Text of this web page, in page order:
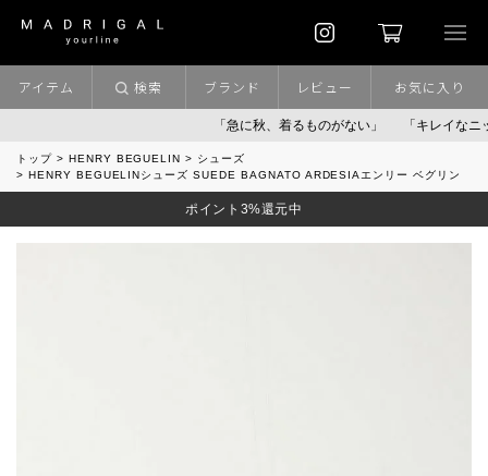
「急に秋、着るものがない」 「キレイなニット」
アイテム 検索 ブランド レビュー お気に入り
トップ HENRY BEGUELIN
シューズ
HENRY BEGUELINシューズ SUEDE BAGNATO ARDESIAエンリー ベグリン
ポイント3%還元中